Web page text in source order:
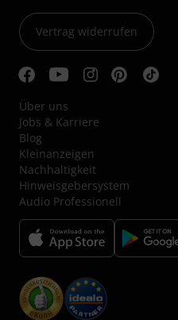
Vertrag widerrufen
Über uns
Jobs & Karriere
Blog
Kleinanzeigen
Nachhaltigkeit
Hinweisgebersystem
Audio Professionell